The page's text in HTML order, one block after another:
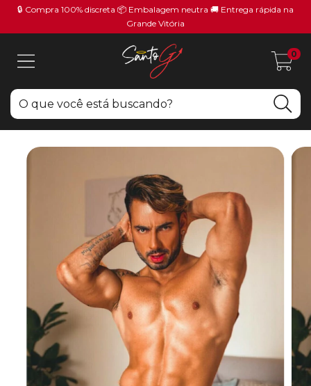
🔒 Compra 100% discreta 📦 Embalagem neutra 🚚 Entrega rápida na
Grande Vitória
0